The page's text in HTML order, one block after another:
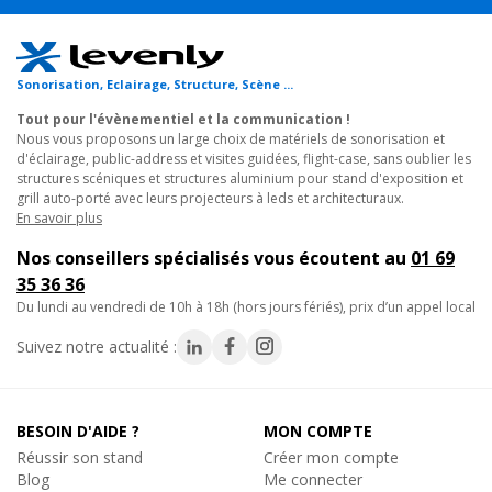
- Ensemble micros HF True Diversity UHF double
- Bande UHF 660 à 690 MHz
- 20 fréquences sélectionnables synthétisées PLL
- Distance de réception : 10 à 150 mètres
- Système anti-interférence
- Affichage LCD
- Rapport signal/bruit > 105 dB à 1 kHz
- Bande passante 15 Hz - 20 kHz
- Sortie audio XLR symétrique 600 Ω
- 2 prises antenne filetage TNC
- Poids : 3 kg
- Émetteurs alimentés par 2 piles AA (livrées)
- Équerres rack fournies
Sonorisation, Eclairage, Structure, Scène ...
Tout pour l'évènementiel et la communication !
Nous vous proposons un large choix de matériels de sonorisation et
d'éclairage, public-address et visites guidées, flight-case, sans oublier les
structures scéniques et structures aluminium pour stand d'exposition et
grill auto-porté avec leurs projecteurs à leds et architecturaux.
En savoir plus
Nos conseillers spécialisés vous écoutent au 01 69
35 36 36
du lundi au vendredi de 10h à 18h (hors jours fériés), prix d’un appel local
Suivez notre actualité :
BESOIN D'AIDE ?
Réussir son stand
Blog
MON COMPTE
Créer mon compte
Me connecter